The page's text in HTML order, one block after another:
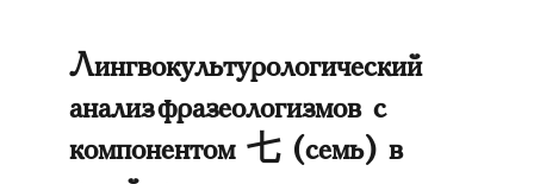
Лингвокультурологический
анализ фразеологизмов с
компонентом 七 (семь) в